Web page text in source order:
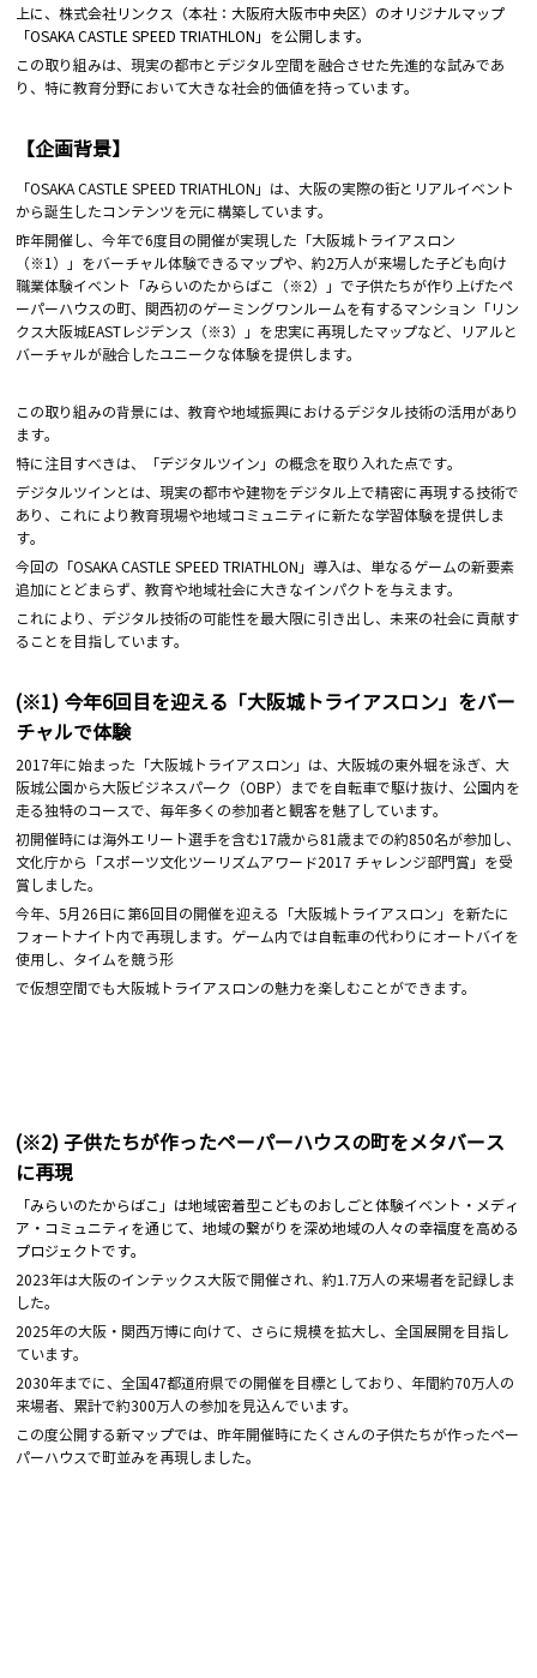
上に、株式会社リンクス（本社：大阪府大阪市中央区）のオリジナルマップ
「OSAKA CASTLE SPEED TRIATHLON」を公開します。
この取り組みは、現実の都市とデジタル空間を融合させた先進的な試みであ
り、特に教育分野において大きな社会的価値を持っています。
【企画背景】
「OSAKA CASTLE SPEED TRIATHLON」は、大阪の実際の街とリアルイベント
から誕生したコンテンツを元に構築しています。
昨年開催し、今年で6度目の開催が実現した「大阪城トライアスロン
（※1）」をバーチャル体験できるマップや、約2万人が来場した子ども向け
職業体験イベント「みらいのたからばこ（※2）」で子供たちが作り上げたペ
ーパーハウスの町、関西初のゲーミングワンルームを有するマンション「リン
クス大阪城EASTレジデンス（※3）」を忠実に再現したマップなど、リアルと
バーチャルが融合したユニークな体験を提供します。
この取り組みの背景には、教育や地域振興におけるデジタル技術の活用があり
ます。
特に注目すべきは、「デジタルツイン」の概念を取り入れた点です。
デジタルツインとは、現実の都市や建物をデジタル上で精密に再現する技術で
あり、これにより教育現場や地域コミュニティに新たな学習体験を提供しま
す。
今回の「OSAKA CASTLE SPEED TRIATHLON」導入は、単なるゲームの新要素
追加にとどまらず、教育や地域社会に大きなインパクトを与えます。
これにより、デジタル技術の可能性を最大限に引き出し、未来の社会に貢献す
ることを目指しています。
(※1) 今年6回目を迎える「大阪城トライアスロン」をバー
チャルで体験
2017年に始まった「大阪城トライアスロン」は、大阪城の東外堀を泳ぎ、大
阪城公園から大阪ビジネスパーク（OBP）までを自転車で駆け抜け、公園内を
走る独特のコースで、毎年多くの参加者と観客を魅了しています。
初開催時には海外エリート選手を含む17歳から81歳までの約850名が参加し、
文化庁から「スポーツ文化ツーリズムアワード2017 チャレンジ部門賞」を受
賞しました。
今年、5月26日に第6回目の開催を迎える「大阪城トライアスロン」を新たに
フォートナイト内で再現します。ゲーム内では自転車の代わりにオートバイを
使用し、タイムを競う形
で仮想空間でも大阪城トライアスロンの魅力を楽しむことができます。
(※2) 子供たちが作ったペーパーハウスの町をメタバース
に再現
「みらいのたからばこ」は地域密着型こどものおしごと体験イベント・メディ
ア・コミュニティを通じて、地域の繋がりを深め地域の人々の幸福度を高める
プロジェクトです。
2023年は大阪のインテックス大阪で開催され、約1.7万人の来場者を記録しま
した。
2025年の大阪・関西万博に向けて、さらに規模を拡大し、全国展開を目指し
ています。
2030年までに、全国47都道府県での開催を目標としており、年間約70万人の
来場者、累計で約300万人の参加を見込んでいます。
この度公開する新マップでは、 昨年開催時にたくさんの子供たちが作ったペー
パーハウスで町並みを再現しました。